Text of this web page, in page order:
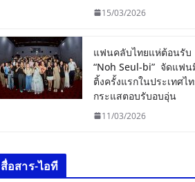
15/03/2026
แฟนคลับไทยแห่ต้อนรับ
“Noh Seul-bi” จัดแฟน
ติ้งครั้งแรกในประเทศไ
กระแสตอบรับอบอุ่น
11/03/2026
สื่อสาร-ไอที